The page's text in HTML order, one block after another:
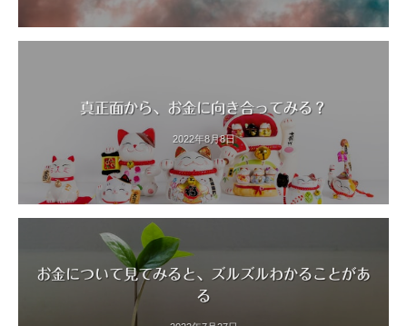
真正面から、お金に向き合ってみる？
2022年8月8日
お金について見てみると、ズルズルわかることがあ
る